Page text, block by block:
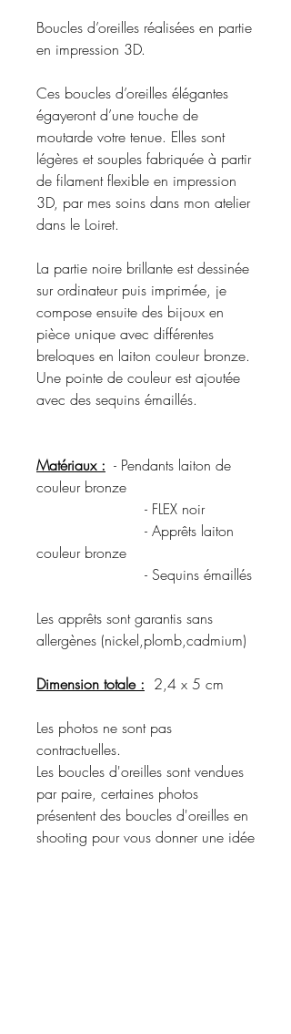
Boucles d’oreilles réalisées en partie
en impression 3D.
Ces boucles d’oreilles élégantes
égayeront d’une touche de
moutarde votre tenue. Elles sont
légères et souples fabriquée à partir
de filament flexible en impression
3D, par mes soins dans mon atelier
dans le Loiret.
La partie noire brillante est dessinée
sur ordinateur puis imprimée, je
compose ensuite des bijoux en
pièce unique avec différentes
breloques en laiton couleur bronze.
Une pointe de couleur est ajoutée
avec des sequins émaillés.
Matériaux : - Pendants laiton de
couleur bronze
- FLEX noir
- Apprêts laiton
couleur bronze
- Sequins émaillés
Les apprêts sont garantis sans
allergènes (nickel,plomb,cadmium)
Dimension totale : 2,4 x 5 cm
Les photos ne sont pas
contractuelles.
Les boucles d'oreilles sont vendues
par paire, certaines photos
présentent des boucles d'oreilles en
shooting pour vous donner une idée